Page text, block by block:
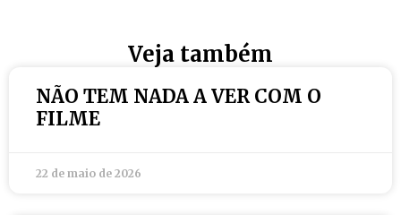
Veja também
NÃO TEM NADA A VER COM O
FILME
22 de maio de 2026